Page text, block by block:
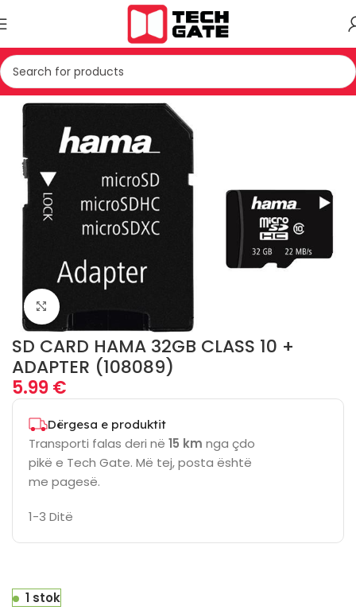
Kreu IT AKSESOR KARTE MEMORIE
Click to enlarge
SD CARD HAMA 32GB CLASS 10 +
ADAPTER (108089)
5.99€
Dërgesa e produktit
Transporti falas deri në 15 km nga çdo
pikë e Tech Gate. Më tej, posta është
me pagesë.
1-3 Ditë
1 stok